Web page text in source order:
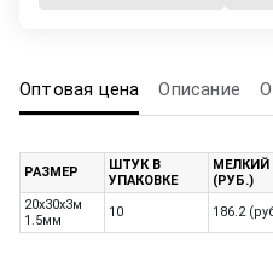
Оптовая цена Описание
РАЗМЕР
ШТУК В
УПАКОВКЕ
МЕЛКИЙ
(РУБ.)
20х30х3м
1.5мм
10 186.2